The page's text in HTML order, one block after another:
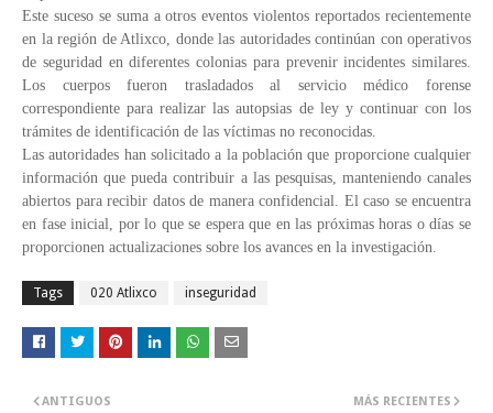
Este suceso se suma a otros eventos violentos reportados recientemente
en la región de Atlixco, donde las autoridades continúan con operativos
de seguridad en diferentes colonias para prevenir incidentes similares.
Los cuerpos fueron trasladados al servicio médico forense
correspondiente para realizar las autopsias de ley y continuar con los
trámites de identificación de las víctimas no reconocidas.
Las autoridades han solicitado a la población que proporcione cualquier
información que pueda contribuir a las pesquisas, manteniendo canales
abiertos para recibir datos de manera confidencial. El caso se encuentra
en fase inicial, por lo que se espera que en las próximas horas o días se
proporcionen actualizaciones sobre los avances en la investigación.
Tags 020 Atlixco inseguridad
MÁS RECIENTES
ANTIGUOS